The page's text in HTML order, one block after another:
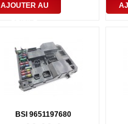
AJOUTER AU
BSI 9651197680